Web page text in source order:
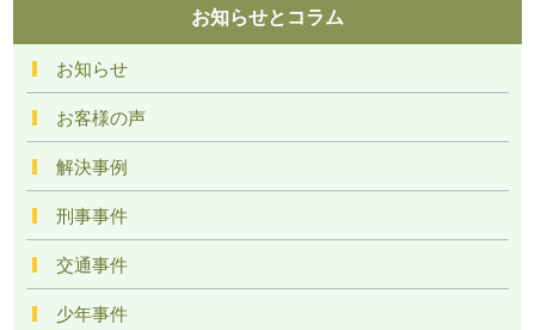
お知らせとコラム
お知らせ
お客様の声
解決事例
刑事事件
交通事件
少年事件